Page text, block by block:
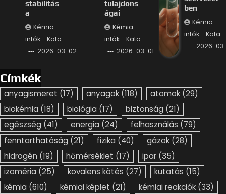
stabilitás
a
Kémia
infók - Kata
2026-03-02
tulajdons
ágai
Kémia
infók - Kata
2026-03-01
ben
Kémia
infók - Kata
2026-
Címkék
anyagismeret (17) anyagok (118) atomok (29)
biokémia (18) biológia (17) biztonság (21)
egészség (41) energia (24) felhasználás (79)
fenntarthatóság (21) fizika (40) gázok (28)
hidrogén (19) hőmérséklet (17) ipar (35)
izoméria (25) kovalens kötés (27) kutatás (15)
kémia (610) kémiai képlet (21) kémiai reakciók (33)